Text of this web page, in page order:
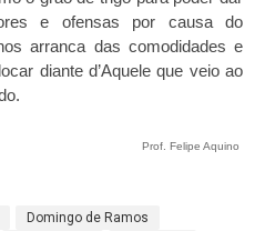
e ofensas por causa do
arranca das comodidades e
diante d’Aquele que veio ao
Prof. Felipe Aquino
Domingo de Ramos